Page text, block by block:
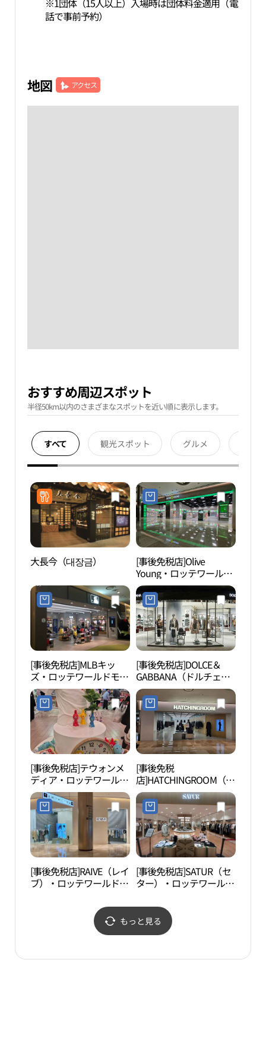
※1団体（15人以上）入場時は団体料金適用（電
話で事前予約）
地図 アクセス
おすすめ周辺スポット
半径50km以内のさまざまなスポットを近い順に表示します。
すべて 観光スポット グルメ
大長今（대장금）
[事後免税店]Olive
Young・ロッテワールド
モール店(올리브영 롯데
월드몰점)
[事後免税店]MLBキッ
ズ・ロッテワールドモー
ル店(MLB키즈 롯데월드
몰점)
[事後免税店]DOLCE＆
GABBANA（ドルチェ&
ガッバーナ）・ロッテ百
貨店AVENUEL（アヴェ
ニュエル）チャムシル
（蚕室）店(돌체앤가바
나 롯데백화점 에비뉴엘
잠실점)
[事後免税店]テウォンメ
ディア・ロッテワールド
モール店(대원미디어 롯
데월드몰점)
[事後免税
店]HATCHINGROOM（ハ
ッチングルーム）・ロッ
テワールドモール店(해
칭룸 롯데월드몰점)
[事後免税店]RAIVE（レイ
ブ）・ロッテワールドモ
[事後免税店]SATUR（セ
ター）・ロッテワールド
몰점)
もっと見る